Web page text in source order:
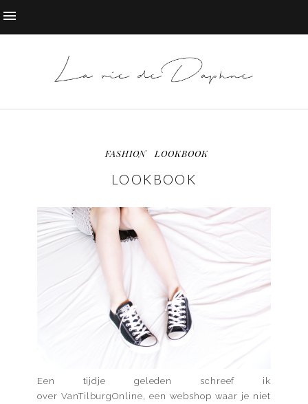
FASHION LOOKBOOK
LOOKBOOK
Een tijdje geleden schreef ik
overVanTilburgOnline , een webshop waar je niet